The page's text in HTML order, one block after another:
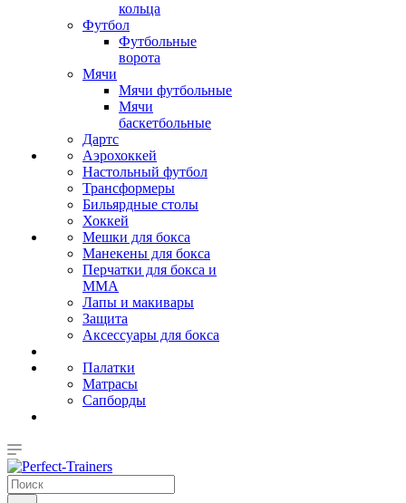
кольца
Футбол
Футбольные
ворота
Мячи
Мячи футбольные
Мячи
баскетбольные
Дартс
Аэрохоккей
Настольный футбол
Трансформеры
Бильярдные столы
Хоккей
Мешки для бокса
Манекены для бокса
Перчатки для бокса и
MMA
Лапы и макивары
Защита
Аксессуары для бокса
Палатки
Матрасы
Сапборды